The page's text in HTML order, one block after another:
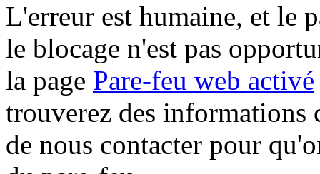
L'erreur est humaine, et le
le blocage n'est pas
la page Pare-feu web activé
trouverez des informations
de nous contacter pour